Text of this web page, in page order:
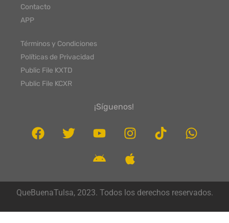
Contacto
APP
Términos y Condiciones
Políticas de Privacidad
Public File KXTD
Public File KCXR
¡Síguenos!
QueBuenaTulsa, 2023. Todos los derechos reservados.